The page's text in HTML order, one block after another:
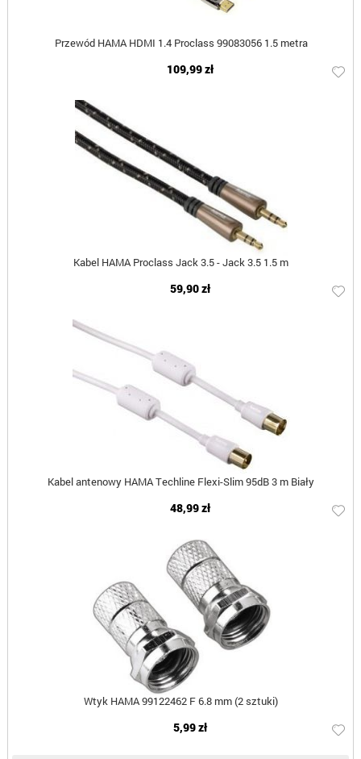
Przewód HAMA HDMI 1.4 Proclass 99083056 1.5 metra
109,99 zł
Kabel HAMA Proclass Jack 3.5 - Jack 3.5 1.5 m
59,90 zł
Kabel antenowy HAMA Techline Flexi-Slim 95dB 3 m Biały
48,99 zł
Wtyk HAMA 99122462 F 6.8 mm (2 sztuki)
5,99 zł